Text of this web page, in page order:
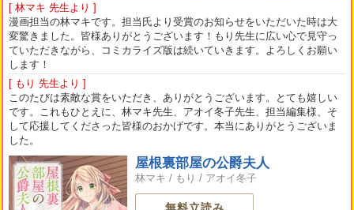
[ 林マキ 先生より ]
漫画担当の林マキです。担当氏より受賞のお知らせをいただいた時は大
変驚きました。皆様ありがとうございます！もり先生に広い心で見守っ
ていただきながら、コミカライズ版は続いていきます。よろしくお願い
します！
[ もり 先生より ]
このたびは素敵な賞をいただき、ありがとうございます。とても嬉しい
です。これもひとえに、林マキ先生、アオイ冬子先生、担当編集様、そ
して応援してくださった皆様のおかげです。本当にありがとうございま
した。
屋根裏部屋の公爵夫人
林マキ / もり / アオイ冬子
無料立読み